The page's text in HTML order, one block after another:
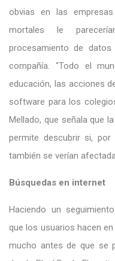
obvias en las
mortales le
procesamiento de
compañía. "Todo el
educación, las acciones
software para los
Mellado, que señala que
permite descubrir si, por
también se verían
Búsquedas en internet
Haciendo un
que los usuarios hacen
mucho antes de que se